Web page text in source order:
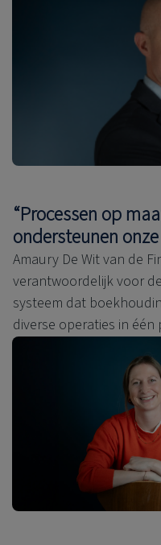
“Processen op
ondersteunen
Amaury De Wit van de
verantwoordelijk voor
systeem dat
diverse operaties in